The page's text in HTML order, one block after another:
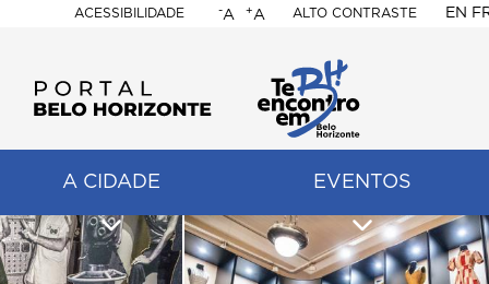
ACESSIBILIDADE
BELO
HORIZONTE
-A +A ALTO CONTRASTE EN
A CIDADE EVENTOS